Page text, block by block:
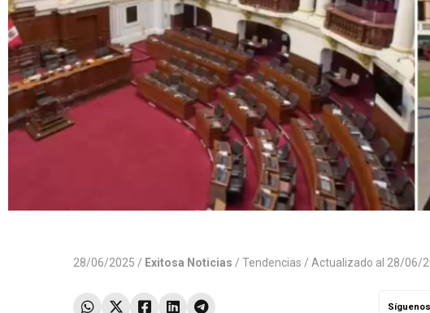
28/06/2025 / Exitosa Noticias / Tendencias / Actualizado al 28/06/